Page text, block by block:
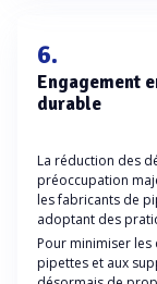
6.
Engagement
durable
La réduction des
préoccupation
les fabricants de
adoptant des
Pour minimiser
pipettes et aux